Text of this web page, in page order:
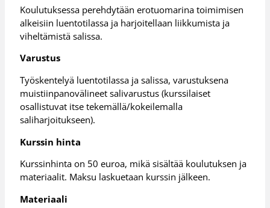
Koulutuksessa perehdytään erotuomarina toimimisen
alkeisiin luentotilassa ja harjoitellaan liikkumista ja
viheltämistä salissa.
Varustus
Työskentelyä luentotilassa ja salissa, varustuksena
muistiinpanovälineet salivarustus (kurssilaiset
osallistuvat itse tekemällä/kokeilemalla
saliharjoitukseen).
Kurssin hinta
Kurssinhinta on 50 euroa, mikä sisältää koulutuksen ja
materiaalit. Maksu laskuetaan kurssin jälkeen.
Materiaali